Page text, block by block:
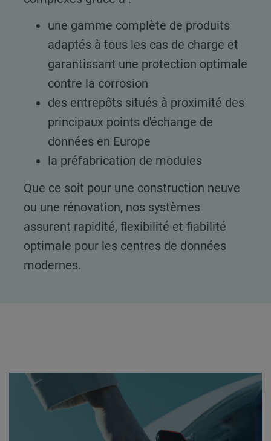
une gamme complète de produits
adaptés à tous les cas de charge et
garantissant une protection optimale
contre la corrosion
des entrepôts situés à proximité des
principaux points d'échange de
données en Europe
la préfabrication de modules
Que ce soit pour une construction neuve
ou une rénovation, nos systèmes
assurent rapidité, flexibilité et fiabilité
optimale pour les centres de données
modernes.